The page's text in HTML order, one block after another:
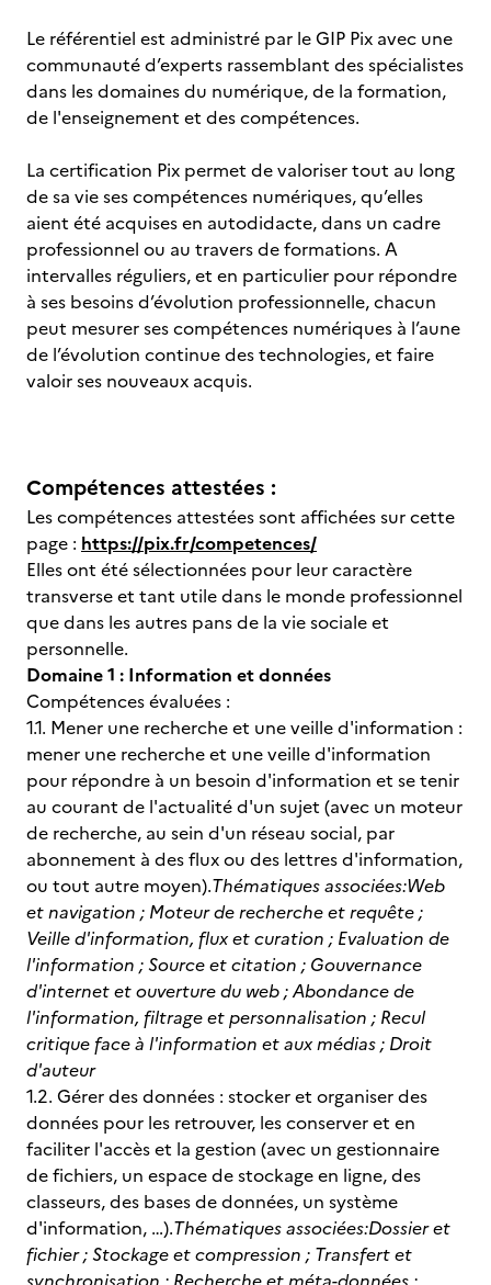
Le référentiel est administré par le GIP Pix avec une
communauté d’experts rassemblant des spécialistes
dans les domaines du numérique, de la formation,
de l'enseignement et des compétences.
La certification Pix permet de valoriser tout au long
de sa vie ses compétences numériques, qu’elles
aient été acquises en autodidacte, dans un cadre
professionnel ou au travers de formations. A
intervalles réguliers, et en particulier pour répondre
à ses besoins d’évolution professionnelle, chacun
peut mesurer ses compétences numériques à l’aune
de l’évolution continue des technologies, et faire
valoir ses nouveaux acquis.
Compétences attestées :
Les compétences attestées sont affichées sur cette
page : https://pix.fr/competences/
Elles ont été sélectionnées pour leur caractère
transverse et tant utile dans le monde professionnel
que dans les autres pans de la vie sociale et
personnelle.
Domaine 1 : Information et données
Compétences évaluées :
1.1. Mener une recherche et une veille d'information :
mener une recherche et une veille d'information
pour répondre à un besoin d'information et se tenir
au courant de l'actualité d'un sujet (avec un moteur
de recherche, au sein d'un réseau social, par
abonnement à des flux ou des lettres d'information,
ou tout autre moyen).Thématiques associées:Web
et navigation ; Moteur de recherche et requête ;
Veille d'information, flux et curation ; Evaluation de
l'information ; Source et citation ; Gouvernance
d'internet et ouverture du web ; Abondance de
l'information, filtrage et personnalisation ; Recul
critique face à l'information et aux médias ; Droit
d'auteur
1.2. Gérer des données : stocker et organiser des
données pour les retrouver, les conserver et en
faciliter l'accès et la gestion (avec un gestionnaire
de fichiers, un espace de stockage en ligne, des
classeurs, des bases de données, un système
d'information, …).Thématiques associées:Dossier et
fichier ; Stockage et compression ; Transfert et